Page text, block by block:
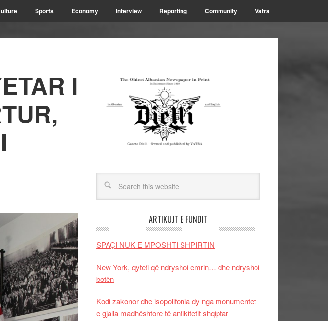
Sports Economy Interview Reporting Community Vatra
I
ARTIKUJT E FUNDIT
SPAÇI NUK E MPOSHTI SHPIRTIN
New York, qyteti që ndryshoi emrin… dhe ndryshoi
botën
Kodi zakonor dhe isopolifonia dy nga monumentet
e gjalla madhështore të antikitetit shqiptar